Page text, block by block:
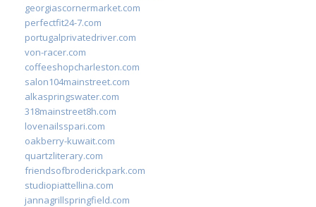
georgiascornermarket.com
perfectfit24-7.com
portugalprivatedriver.com
von-racer.com
coffeeshopcharleston.com
salon104mainstreet.com
alkaspringswater.com
318mainstreet8h.com
lovenailsspari.com
oakberry-kuwait.com
quartzliterary.com
friendsofbroderickpark.com
studiopiattellina.com
jannagrillspringfield.com